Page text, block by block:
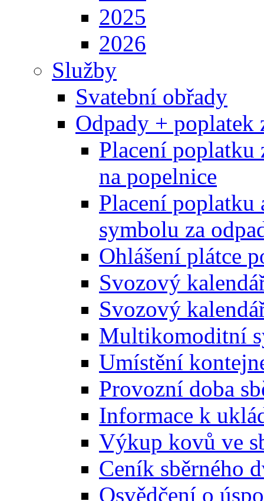
2025
2026
Služby
Svatební obřady
Odpady + poplatek
Placení poplatku
na popelnice
Placení poplatku
symbolu za
Ohlášení plátce
Svozový
Svozový
Multikomoditní
Umístění
Provozní doba
Informace k
Výkup kovů ve
Ceník sběrného
Osvědčení o